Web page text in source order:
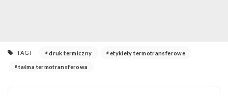
TAGI druk termiczny etykiety termotransferowe
taśma termotransferowa